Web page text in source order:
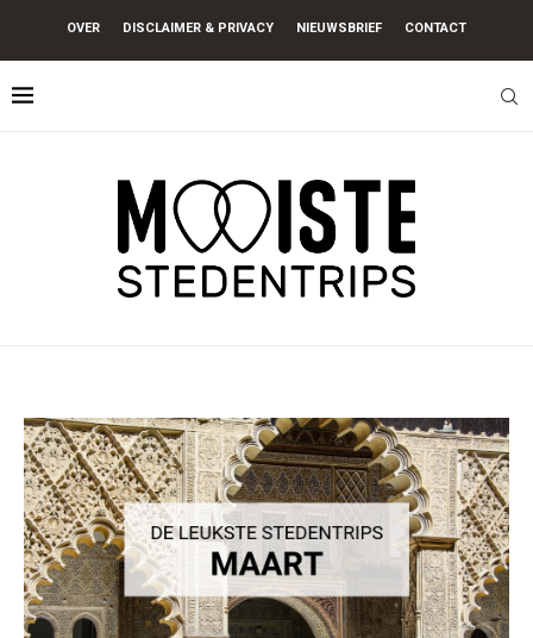
OVER DISCLAIMER & PRIVACY NIEUWSBRIEF CONTACT